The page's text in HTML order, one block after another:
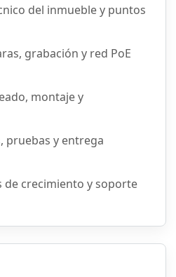
del inmueble y puntos
grabación y red PoE
montaje y
pruebas y entrega
de crecimiento y soporte